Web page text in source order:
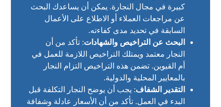
كبيرة في مجال النجارة. يمكن أن يساعدك البحث
عن مراجعات العملاء أو الاطلاع على الأعمال
السابقة في تحديد مدى كفاءته.
البحث عن التراخيص والشهادات: تأكد من أن
النجار معتمد ويمتلك التراخيص اللازمة للعمل في
أم القيوين. تضمن هذه التراخيص التزام النجار
بالمعايير المحلية والدولية.
التقدير الشفاف: يجب أن يوضح النجار التكلفة قبل
البدء في العمل. تأكد من أن الأسعار عادلة وشفافة